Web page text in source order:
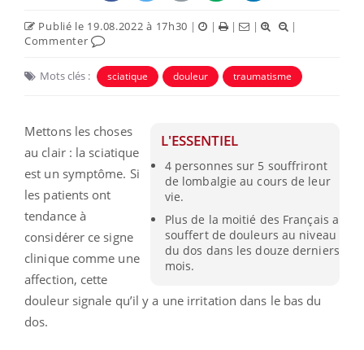
Publié le 19.08.2022 à 17h30 | | | |
|
Commenter
Mots clés : sciatique douleur traumatisme
L'ESSENTIEL
4 personnes sur 5 souffriront
de lombalgie au cours de leur
vie.
Plus de la moitié des Français a
souffert de douleurs au niveau
du dos dans les douze derniers
mois.
Mettons les choses
au clair : la sciatique
est un symptôme. Si
les patients ont
tendance à
considérer ce signe
clinique comme une
affection, cette
douleur signale qu’il y a une irritation dans le bas du
dos.